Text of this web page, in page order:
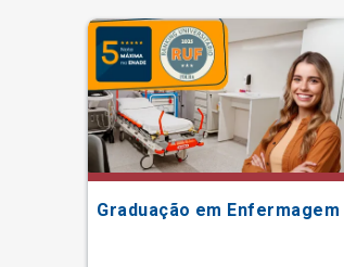
Graduação em Enfermagem